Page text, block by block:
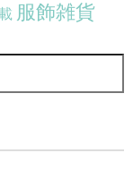
服飾雑貨